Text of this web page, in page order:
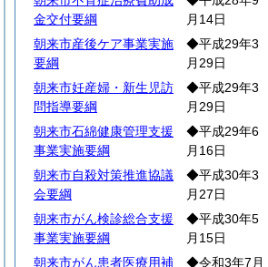
金交付要綱
月14日
朝来市産後ケア事業実施
要綱
◆平成29年3
月29日
朝来市妊産婦・新生児訪
問指導要綱
◆平成29年3
月29日
朝来市石綿健康管理支援
事業実施要綱
◆平成29年6
月16日
朝来市自殺対策推進協議
会要綱
◆平成30年3
月27日
朝来市がん検診総合支援
事業実施要綱
◆平成30年5
月15日
朝来市がん患者医療用補
◆令和3年7月